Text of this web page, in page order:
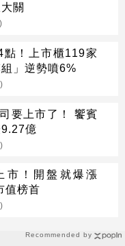
Recommended by
關
點！上市櫃119家
」逆勢噴6%
要上市了！ 饗賓
億
市！開盤就爆漲
值榜首